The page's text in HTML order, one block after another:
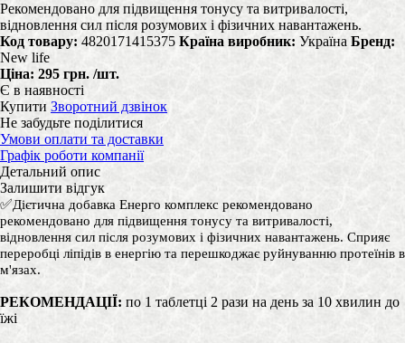
Рекомендовано для підвищення тонусу та витривалості,
відновлення сил після розумових і фізичних навантажень.
Код товару: 4820171415375 Країна виробник: Україна Бренд:
New life
Ціна: 295 грн. /шт.
Є в наявності
Купити Зворотний дзвінок
Не забудьте поділитися
Умови оплати та доставки
Графік роботи компанії
Детальний опис
Залишити відгук
✅Дієтична добавка Енерго комплекс рекомендовано
рекомендовано для підвищення тонусу та витривалості,
відновлення сил після розумових і фізичних навантажень. Сприяє
переробці ліпідів в енергію та перешкоджає руйнуванню протеїнів в
м'язах.
РЕКОМЕНДАЦІЇ: по 1 таблетці 2 рази на день за 10 хвилин до
їжі